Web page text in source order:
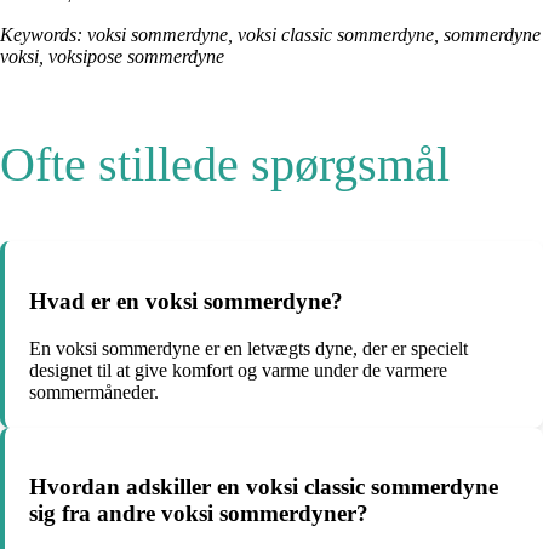
Keywords: voksi sommerdyne, voksi classic sommerdyne, sommerdyne
voksi, voksipose sommerdyne
Ofte stillede spørgsmål
Hvad er en voksi sommerdyne?
En voksi sommerdyne er en letvægts dyne, der er specielt
designet til at give komfort og varme under de varmere
sommermåneder.
Hvordan adskiller en voksi classic sommerdyne
sig fra andre voksi sommerdyner?